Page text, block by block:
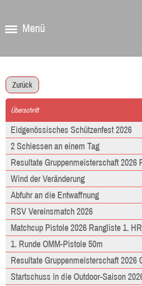
Menü
Zurück
Überschrift
Eidgenössisches Schützenfest 2026
2 Schiessen an einem Tag
Resultate Gruppenmeisterschaft 2026
Wind der Veränderung
Abfuhr an die Entwaffnung
RSV Vereinsmatch 2026
Matchcup Pistole 2026 Rangliste 1.
1. Runde OMM-Pistole 50m
Resultate Gruppenmeisterschaft 2026
Startschuss in die Outdoor-Saison